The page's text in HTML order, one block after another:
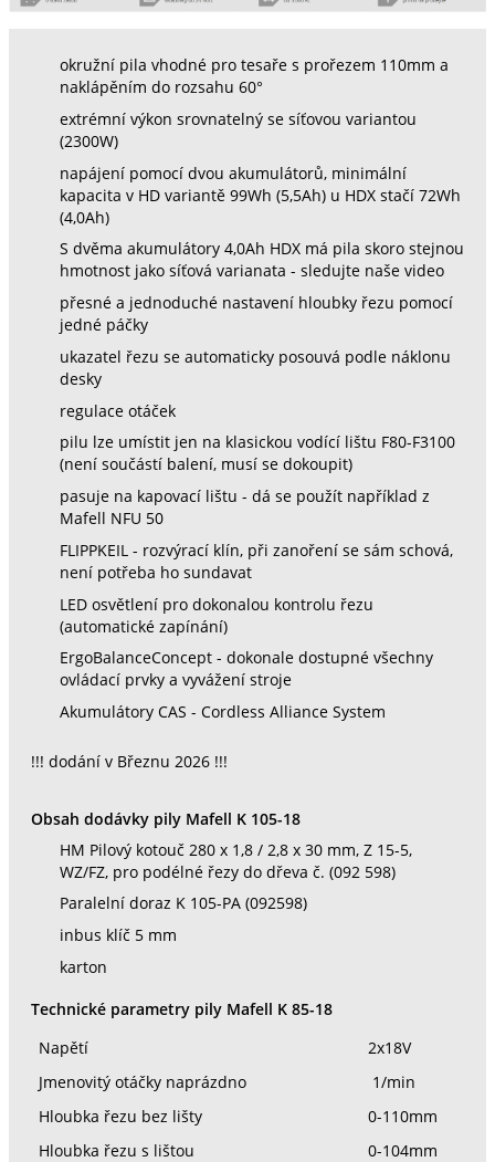
okružní pila vhodné pro tesaře s prořezem 110mm a
naklápěním do rozsahu 60°
extrémní výkon srovnatelný se síťovou variantou
(2300W)
napájení pomocí dvou akumulátorů, minimální
kapacita v HD variantě 99Wh (5,5Ah) u HDX stačí 72Wh
(4,0Ah)
S dvěma akumulátory 4,0Ah HDX má pila skoro stejnou
hmotnost jako síťová varianata - sledujte naše video
přesné a jednoduché nastavení hloubky řezu pomocí
jedné páčky
ukazatel řezu se automaticky posouvá podle náklonu
desky
regulace otáček
pilu lze umístit jen na klasickou vodící lištu F80-F3100
(není součástí balení, musí se dokoupit)
pasuje na kapovací lištu - dá se použít například z
Mafell NFU 50
FLIPPKEIL - rozvýrací klín, při zanoření se sám schová,
není potřeba ho sundavat
LED osvětlení pro dokonalou kontrolu řezu
(automatické zapínání)
ErgoBalanceConcept - dokonale dostupné všechny
ovládací prvky a vyvážení stroje
Akumulátory CAS - Cordless Alliance System
!!! dodání v Březnu 2026 !!!
Obsah dodávky pily Mafell K 105-18
HM Pilový kotouč 280 x 1,8 / 2,8 x 30 mm, Z 15-5,
WZ/FZ, pro podélné řezy do dřeva č. (092 598)
Paralelní doraz K 105-PA (092598)
inbus klíč 5 mm
karton
Technické parametry pily Mafell K 85-18
Napětí
2x18V
Jmenovitý otáčky naprázdno
1/min
Hloubka řezu bez lišty
0-110mm
Hloubka řezu s lištou
0-104mm